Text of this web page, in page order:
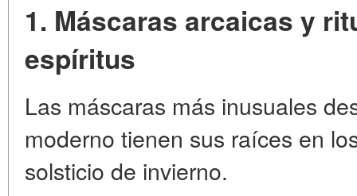
1. Máscaras arcaicas y
espíritus
Las máscaras más inusuales
moderno tienen sus raíces en
solsticio de invierno.